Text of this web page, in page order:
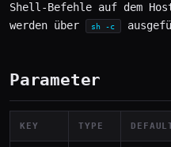
Shell-Befehle auf dem
werden über
sh -c
Parameter
KEY TYPE